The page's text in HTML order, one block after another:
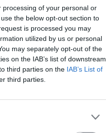
of your personal or
the below opt-out section to
is processed you may
utilized by us or personal
may separately opt-out of the
on the IAB’s list of downstream
third parties on the IAB’s List of
third parties.
i femte
massa